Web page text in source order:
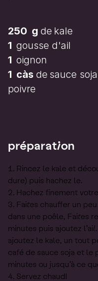
250 g de kale
1 gousse d'ail
1 oignon
1 càs de sauce soja
poivre
préparation
Rincez le kale et
dure) puis hachez le.
Hachez finement
Faites chauffer un peu
dans une poêle, Faites
minutes puis ajoutez
ajoutez le kale, un tout
café de sauce soja et le
minutes ou jusqu’à ce
Servez chaud!